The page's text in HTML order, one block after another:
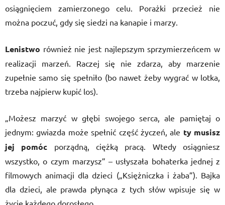
osiągnięciem zamierzonego celu. Porażki przecież nie
można poczuć, gdy się siedzi na kanapie i marzy.
Lenistwo również nie jest najlepszym sprzymierzeńcem w
realizacji marzeń. Raczej się nie zdarza, aby marzenie
zupełnie samo się spełniło (bo nawet żeby wygrać w lotka,
trzeba najpierw kupić los).
„Możesz marzyć w głębi swojego serca, ale pamiętaj o
jednym: gwiazda może spełnić część życzeń, ale ty musisz
jej pomóc porządną, ciężką pracą. Wtedy osiągniesz
wszystko, o czym marzysz” – usłyszała bohaterka jednej z
filmowych animacji dla dzieci („Księżniczka i żaba”). Bajka
dla dzieci, ale prawda płynąca z tych słów wpisuje się w